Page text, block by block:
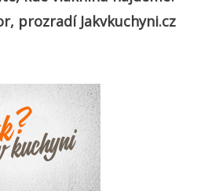
prozradí Jakvkuchyni.cz